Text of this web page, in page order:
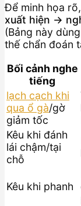
Để minh họa
xuất hiện →
(Bảng này
thế chẩn đoán
Bối cảnh nghe
tiếng
lạch cạch khi
qua ổ gà/gờ
giảm tốc
Kêu khi đánh
lái chậm/tại
chỗ
Kêu khi phanh